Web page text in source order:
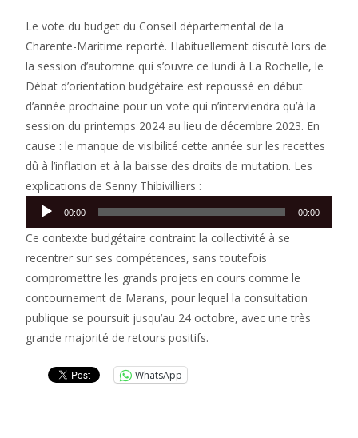
Le vote du budget du Conseil départemental de la
Charente-Maritime reporté. Habituellement discuté lors de
la session d’automne qui s’ouvre ce lundi à La Rochelle, le
Débat d’orientation budgétaire est repoussé en début
d’année prochaine pour un vote qui n’interviendra qu’à la
session du printemps 2024 au lieu de décembre 2023. En
cause : le manque de visibilité cette année sur les recettes
dû à l’inflation et à la baisse des droits de mutation. Les
explications de Senny Thibivilliers :
Lecteur
audio
00:00 00:00
Ce contexte budgétaire contraint la collectivité à se
recentrer sur ses compétences, sans toutefois
compromettre les grands projets en cours comme le
contournement de Marans, pour lequel la consultation
publique se poursuit jusqu’au 24 octobre, avec une très
grande majorité de retours positifs.
WhatsApp